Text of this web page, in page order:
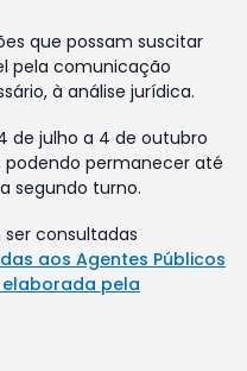
que possam suscitar
pela comunicação
à análise jurídica.
de julho a 4 de outubro
podendo permanecer até
segundo turno.
consultadas
aos Agentes Públicos
elaborada pela